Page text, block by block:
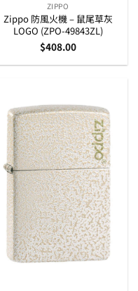
ZIPPO
Zippo 防風火機 – 鼠尾草灰
LOGO (ZPO-49843ZL)
$408.00